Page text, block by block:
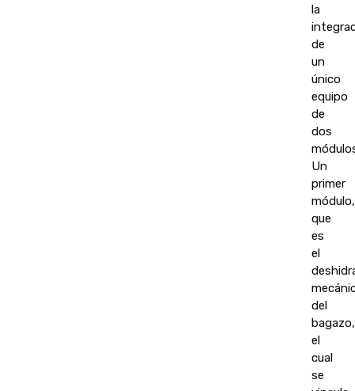
la
de
un
único
equipo
de
dos
Un
primer
módulo,
que
es
el
del
bagazo,
el
cual
se